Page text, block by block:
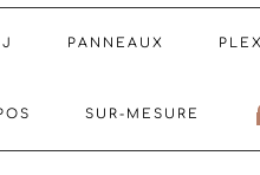
PANNEAUX
SUR-MESURE